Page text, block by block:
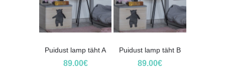
Puidust lamp täht A
89.00€
Puidust lamp täht B
89.00€